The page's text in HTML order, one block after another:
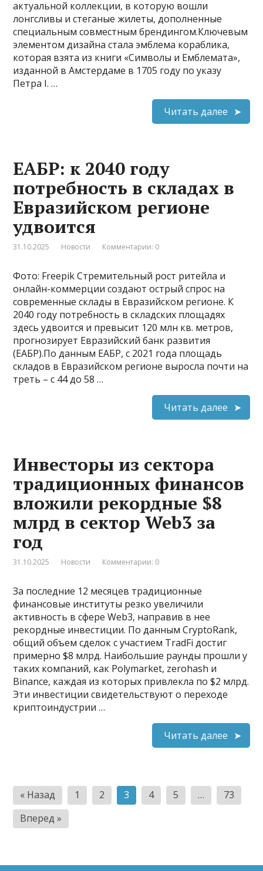
актуальной коллекции, в которую вошли
лонгсливы и стеганые жилеты, дополненные
специальным совместным брендингом.Ключевым
элементом дизайна стала эмблема кораблика,
которая взята из книги «Символы и Емблемата»,
изданной в Амстердаме в 1705 году по указу
Петра I. …
Читать далее
ЕАБР: к 2040 году
потребность в складах в
Евразийском регионе
удвоится
31.10.2025 Новости Комментарии: 0
Фото: Freepik Стремительный рост ритейла и
онлайн-коммерции создают острый спрос на
современные склады в Евразийском регионе. К
2040 году потребность в складских площадях
здесь удвоится и превысит 120 млн кв. метров,
прогнозирует Евразийский банк развития
(ЕАБР).По данным ЕАБР, с 2021 года площадь
складов в Евразийском регионе выросла почти на
треть – с 44 до 58 …
Читать далее
Инвесторы из сектора
традиционных финансов
вложили рекордные $8
млрд в сектор Web3 за
год
31.10.2025 Новости Комментарии: 0
За последние 12 месяцев традиционные
финансовые институты резко увеличили
активность в сфере Web3, направив в нее
рекордные инвестиции. По данным CryptoRank,
общий объем сделок с участием TradFi достиг
примерно $8 млрд. Наибольшие раунды прошли у
таких компаний, как Polymarket, zerohash и
Binance, каждая из которых привлекла по $2 млрд.
Эти инвестиции свидетельствуют о переходе
криптоиндустрии …
Читать далее
Пагинация
записей
« Назад 1 2 3 4 5 …
73
Вперед »